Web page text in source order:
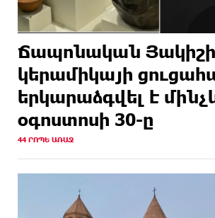
Ճապոնական
կերամիկայի
երկարաձգվել է
օգոստոսի 30-ը
44 ՐՈՊԵ ԱՌԱՋ